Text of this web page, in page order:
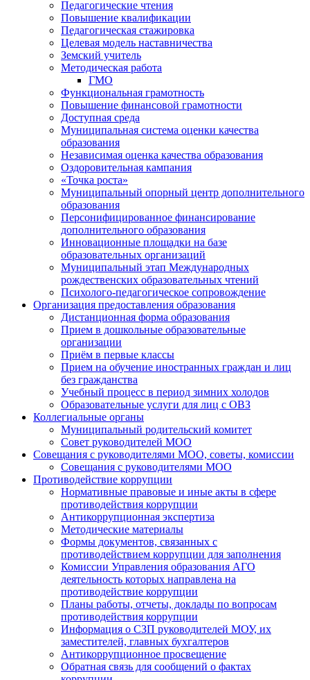
Педагогические чтения
Повышение квалификации
Педагогическая стажировка
Целевая модель наставничества
Земский учитель
Методическая работа
ГМО
Функциональная грамотность
Повышение финансовой грамотности
Доступная среда
Муниципальная система оценки качества
образования
Независимая оценка качества образования
Оздоровительная кампания
«Точка роста»
Муниципальный опорный центр дополнительного
образования
Персонифицированное финансирование
дополнительного образования
Инновационные площадки на базе
образовательных организаций
Муниципальный этап Международных
рождественских образовательных чтений
Психолого-педагогическое сопровождение
Организация предоставления образования
Дистанционная форма образования
Прием в дошкольные образовательные
организации
Приём в первые классы
Прием на обучение иностранных граждан и лиц
без гражданства
Учебный процесс в период зимних холодов
Образовательные услуги для лиц с ОВЗ
Коллегиальные органы
Муниципальный родительский комитет
Совет руководителей МОО
Совещания с руководителями МОО, советы, комиссии
Совещания с руководителями МОО
Противодействие коррупции
Нормативные правовые и иные акты в сфере
противодействия коррупции
Антикоррупционная экспертиза
Методические материалы
Формы документов, связанных с
противодействием коррупции для заполнения
Комиссии Управления образования АГО
деятельность которых направлена на
противодействие коррупции
Планы работы, отчеты, доклады по вопросам
противодействия коррупции
Информация о СЗП руководителей МОУ, их
заместителей, главных бухгалтеров
Антикоррупционное просвещение
Обратная связь для сообщений о фактах